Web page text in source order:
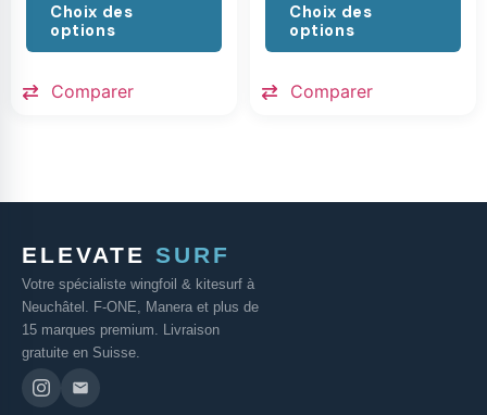
Choix des
options
Comparer
Choix des
options
Comparer
ELEVATE SURF
Votre spécialiste wingfoil & kitesurf à
Neuchâtel. F-ONE, Manera et plus de
15 marques premium. Livraison
gratuite en Suisse.